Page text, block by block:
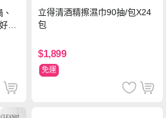
禮
立得清酒精擦濕巾90抽/包X24
包
$1,899
免運